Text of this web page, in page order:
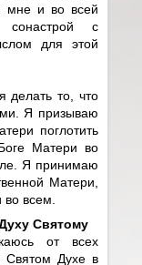
мне и во всей
с
для этой
делать то, что
Я призываю
поглотить
Матери во
Я принимаю
Матери,
всем.
Святому
от всех
Святом Духе в